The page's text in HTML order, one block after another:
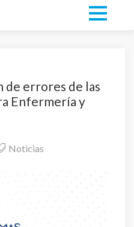
de errores de las
Enfermería y
Noticias